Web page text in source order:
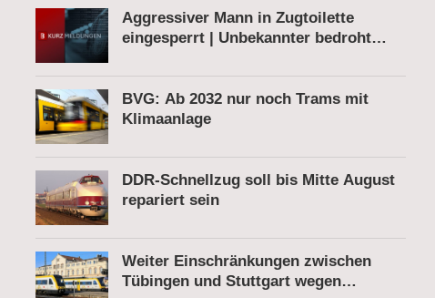
Aggressiver Mann in Zugtoilette
eingesperrt | Unbekannter bedroht
gesprengt
BVG: Ab 2032 nur noch Trams mit
Klimaanlage
DDR-Schnellzug soll bis Mitte August
repariert sein
Weiter Einschränkungen zwischen
Tübingen und Stuttgart wegen